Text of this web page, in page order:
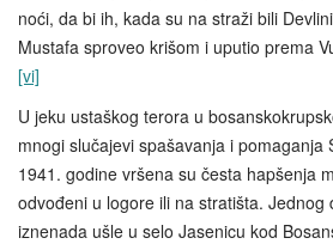
noći, da bi ih, kada su na straži bili
Mustafa sproveo krišom i uputio prema
[vi]
U jeku ustaškog terora u
mnogi slučajevi spašavanja i pomaganja
1941. godine vršena su česta hapšenja
odvođeni u logore ili na stratišta. Jednog
iznenada ušle u selo Jasenicu kod